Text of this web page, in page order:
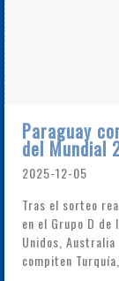
Paraguay
del Mundial
2025-12-05
Tras el sorteo
en el Grupo D de
Unidos,
compiten